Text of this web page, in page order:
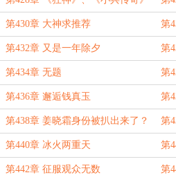
诞生
第430章 大神求推荐 第
神
记
第432章 又是一年除夕 第
第434章 无题 第
第436章 邂逅钱真玉 第
第438章 姜晓霜身份被扒出来了？ 第
瞒
第440章 冰火两重天 第
第442章 征服观众无数 第